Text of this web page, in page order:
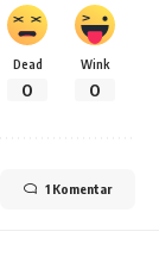
Dead
0
Wink
0
1 Komentar